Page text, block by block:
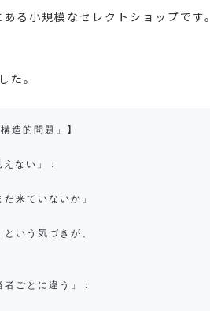
る小規模なセレクトショップで
た。
造的問題」】
ない」：
来ていないか」
いう気づきが、
ごとに違う」：